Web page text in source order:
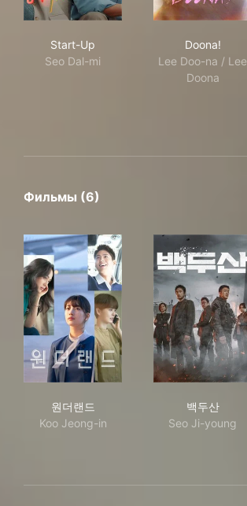
Start-Up
Seo Dal-mi
Doona!
Lee Doo-na / Lee
Doona
Фильмы (6)
원더랜드
Koo Jeong-in
백두산
Seo Ji-young